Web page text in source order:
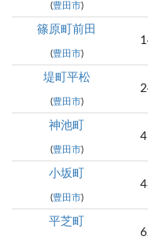
(豊田市)
篠原町前田
(豊田市)
堤町平松
(豊田市)
神池町
(豊田市)
小坂町
(豊田市)
平芝町